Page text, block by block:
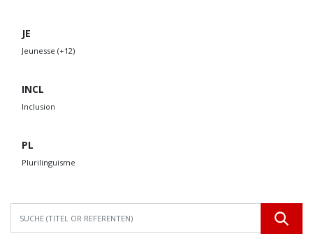
JE
Jeunesse (+12)
INCL
Inclusion
PL
Plurilinguisme